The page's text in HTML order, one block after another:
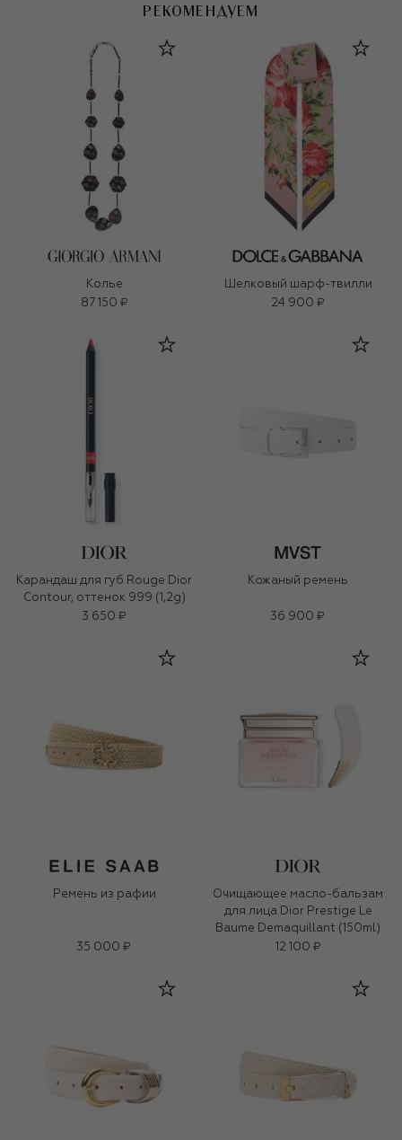
РЕКОМЕНДУЕМ
Колье
87 150 ₽
Шелковый шарф-твилли
24 900 ₽
Карандаш для губ Rouge Dior
Contour, оттенок 999 (1,2g)
3 650 ₽
Кожаный ремень
36 900 ₽
Ремень из рафии
35 000 ₽
Очищающее масло-бальзам
для лица Dior Prestige Le
Baume Demaquillant (150ml)
12 100 ₽